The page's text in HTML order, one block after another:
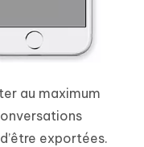
au maximum
exportées.